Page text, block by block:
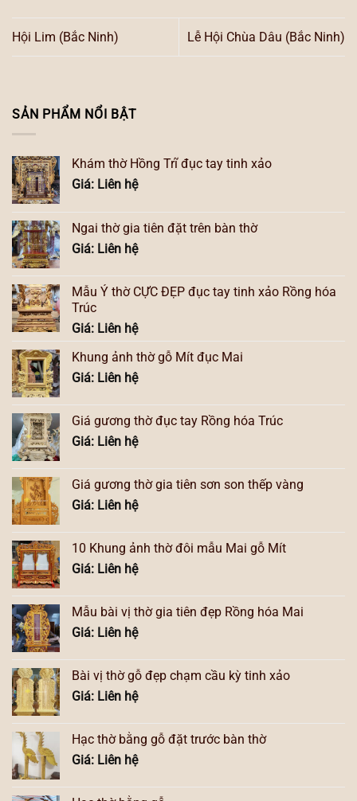
SẢN PHẨM NỔI BẬT
Khám thờ Hồng Trĩ đục tay tinh xảo
Giá: Liên hệ
Ngai thờ gia tiên đặt trên bàn thờ
Giá: Liên hệ
Mẫu Ỷ thờ CỰC ĐẸP đục tay tinh xảo Rồng hóa
Trúc
Giá: Liên hệ
Khung ảnh thờ gỗ Mít đục Mai
Giá: Liên hệ
Giá gương thờ đục tay Rồng hóa Trúc
Giá: Liên hệ
Giá gương thờ gia tiên sơn son thếp vàng
Giá: Liên hệ
10 Khung ảnh thờ đôi mẫu Mai gỗ Mít
Giá: Liên hệ
Mẫu bài vị thờ gia tiên đẹp Rồng hóa Mai
Giá: Liên hệ
Bài vị thờ gỗ đẹp chạm cầu kỳ tinh xảo
Giá: Liên hệ
Hạc thờ bằng gỗ đặt trước bàn thờ
Giá: Liên hệ
Hội Lim (Bắc Ninh) Lễ Hội Chùa Dâu (Bắc Ninh)